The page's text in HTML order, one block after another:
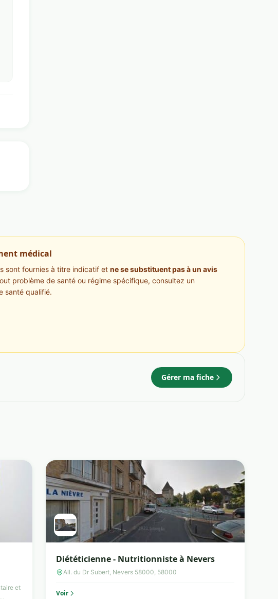
médical
sont fournies à titre indicatif et ne se substituent pas à un avis
problème de santé ou régime spécifique, consultez un
santé qualifié.
Gérer ma fiche
et
Diététicienne - Nutritionniste à Nevers
All. du Dr Subert, Nevers 58000, 58000
Voir